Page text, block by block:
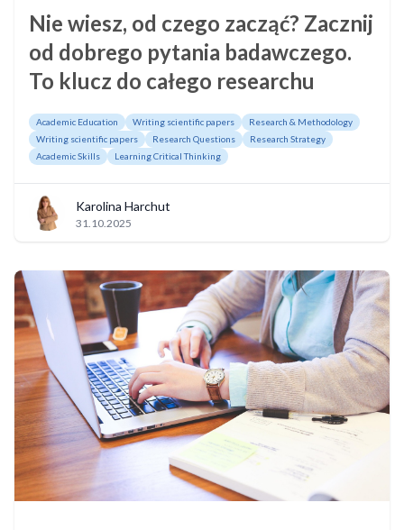
Nie wiesz, od czego zacząć? Zacznij
od dobrego pytania badawczego.
To klucz do całego researchu
Academic Education Writing scientific papers
Research & Methodology
Writing scientific papers
Research Questions
Research Strategy
Academic Skills
Learning Critical Thinking
Karolina Harchut
31.10.2025